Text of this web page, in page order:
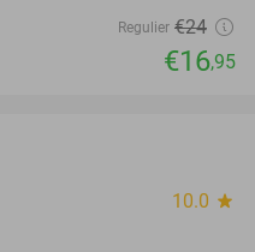
Regulier €24
€16,95
10.0 star